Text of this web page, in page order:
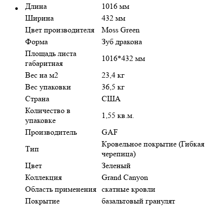
Длина
1016 мм
Ширина
432 мм
Цвет производителя
Moss Green
Форма
Зуб дракона
Площадь листа
габаритная
1016*432 мм
Вес на м2
23,4 кг
Вес упаковки
36,5 кг
Страна
США
Количество в
упаковке
1,55 кв.м.
Производитель
GAF
Тип
Кровельное покрытие (Гибкая
черепица)
Цвет
Зеленый
Коллекция
Grand Canyon
Область применения скатные кровли
Покрытие
базальтовый гранулят